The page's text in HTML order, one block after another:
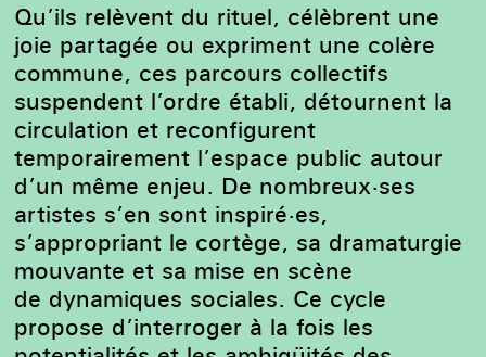
Qu’ils relèvent du rituel, célèbrent une
joie partagée ou expriment une colère
commune, ces parcours collectifs
suspendent l’ordre établi, détournent la
circulation et reconfigurent
temporairement l’espace public autour
d’un même enjeu. De nombreux·ses
artistes s’en sont inspiré·es,
s’appropriant le cortège, sa dramaturgie
mouvante et sa mise en scène
de dynamiques sociales. Ce cycle
propose d’interroger à la fois les